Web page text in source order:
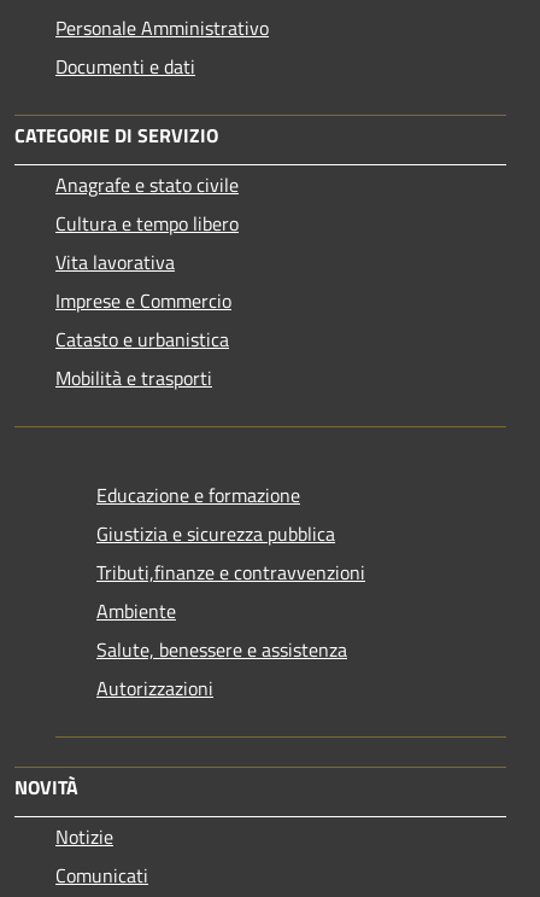
Personale Amministrativo
Documenti e dati
CATEGORIE DI SERVIZIO
Anagrafe e stato civile
Cultura e tempo libero
Vita lavorativa
Imprese e Commercio
Catasto e urbanistica
Mobilità e trasporti
Educazione e formazione
Giustizia e sicurezza pubblica
Tributi,finanze e contravvenzioni
Ambiente
Salute, benessere e assistenza
Autorizzazioni
NOVITÀ
Notizie
Comunicati